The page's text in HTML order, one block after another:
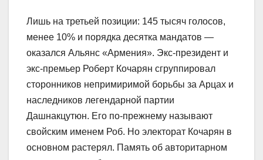
Лишь на третьей позиции: 145 тысяч голосов,
менее 10% и порядка десятка мандатов —
оказался Альянс «Армения». Экс-президент и
экс-премьер Роберт Кочарян сгруппировал
сторонников непримиримой борьбы за Арцах и
наследников легендарной партии
Дашнакцутюн. Его по-прежнему называют
свойским именем Роб. Но электорат Кочарян в
основном растерял. Память об авторитарном